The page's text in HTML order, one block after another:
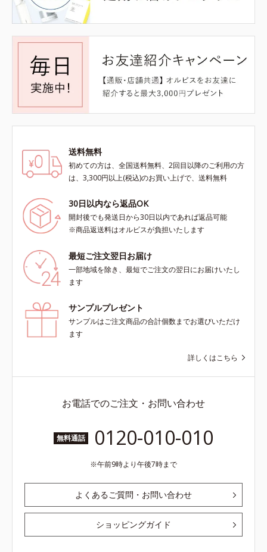
送料無料
初めての方は、全国送料無料、2回目以降のご利用の方
は、3,300円以上(税込)のお買い上げで、送料無料
30日以内なら返品OK
開封後でも発送日から30日以内であれば返品可能
※商品返送料はオルビスが負担いたします
最短ご注文翌日お届け
一部地域を除き、最短でご注文の翌日にお届けいたし
ます
サンプルプレゼント
サンプルはご注文商品の合計個数までお選びいただけ
ます
詳しくはこちら
お電話でのご注文・お問い合わせ
無料通話 0120-010-010
午前9時より午後7時まで
よくあるご質問・お問い合わせ
ショッピングガイド